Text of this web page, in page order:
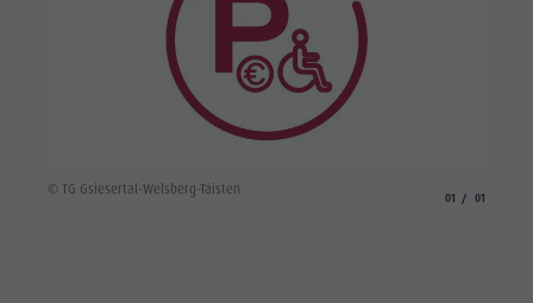
© TG Gsiesertal-Welsberg-Taisten
01 01